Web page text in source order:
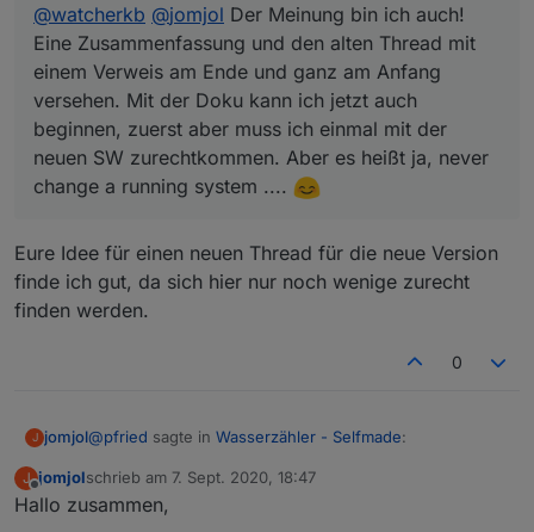
@watcherkb @jomjol Der Meinung bin ich auch!
Eine Zusammenfassung und den alten Thread mit
einem Verweis am Ende und ganz am Anfang
versehen. Mit der Doku kann ich jetzt auch
beginnen, zuerst aber muss ich einmal mit der
neuen SW zurechtkommen. Aber es heißt ja, never
change a running system ....
Eure Idee für einen neuen Thread für die neue Version
finde ich gut, da sich hier nur noch wenige zurecht
finden werden.
0
J jomjol@pfried sagte in Wasserzähler - Selfmade:
@watcherkb
J
Offline
jomjolschrieb am 7. Sept. 2020, 18:47
zuletzt editiert von
Hallo zusammen,